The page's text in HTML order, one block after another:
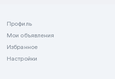
Профиль
Мои объявления
Избранное
Настройки